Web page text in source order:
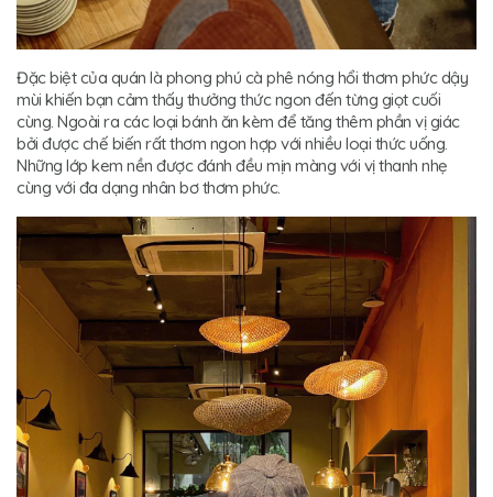
Đặc biệt của quán là phong phú cà phê nóng hổi thơm phức dậy
mùi khiến bạn cảm thấy thưởng thức ngon đến từng giọt cuối
cùng. Ngoài ra các loại bánh ăn kèm để tăng thêm phần vị giác
bởi được chế biến rất thơm ngon hợp với nhiều loại thức uống.
Những lớp kem nền được đánh đều mịn màng với vị thanh nhẹ
cùng với đa dạng nhân bơ thơm phức.